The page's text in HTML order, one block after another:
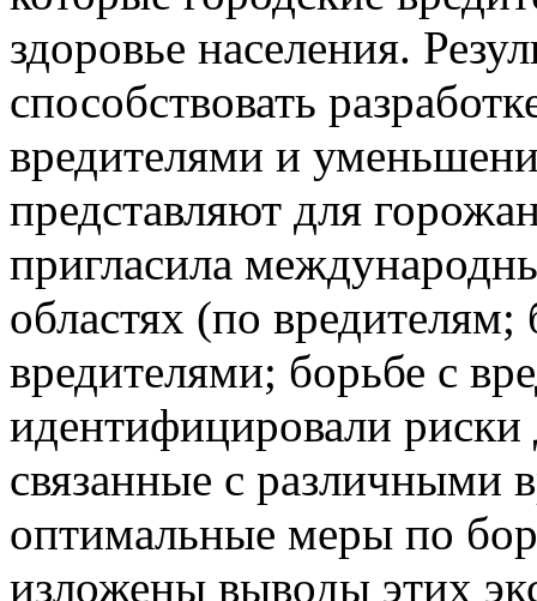
здоровье населения.
способствовать
вредителями и
представляют для
пригласила
областях (по
вредителями; борьбе с
идентифицировали риски
связанные с различными
оптимальные меры по
изложены выводы этих